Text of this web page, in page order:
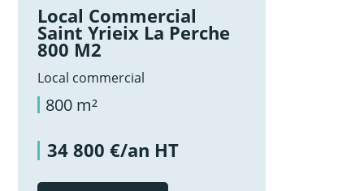
Local Commercial
Saint Yrieix La Perche
800 M2
Local commercial
800 m²
34 800 €/an HT